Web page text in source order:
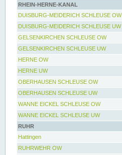
RHEIN-HERNE-KANAL
DUISBURG-MEIDERICH SCHLEUSE OW
DUISBURG-MEIDERICH SCHLEUSE UW
GELSENKIRCHEN SCHLEUSE OW
GELSENKIRCHEN SCHLEUSE UW
HERNE OW
HERNE UW
OBERHAUSEN SCHLEUSE OW
OBERHAUSEN SCHLEUSE UW
WANNE EICKEL SCHLEUSE OW
WANNE EICKEL SCHLEUSE UW
RUHR
Hattingen
RUHRWEHR OW